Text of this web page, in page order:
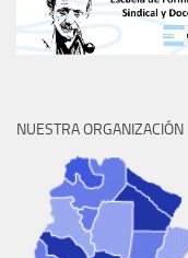
NUESTRA ORGANIZACIÓN